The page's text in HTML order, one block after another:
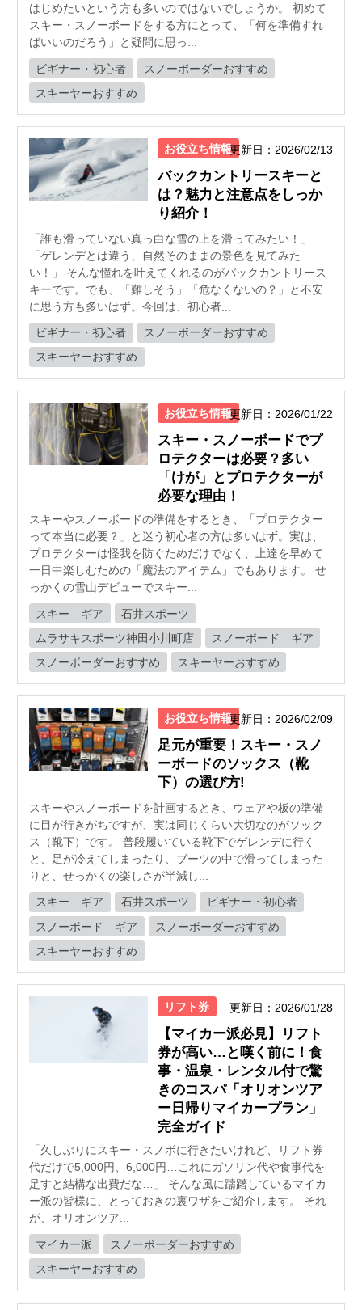
はじめたいという方も多いのではないでしょうか。 初めて
スキー・スノーボードをする方にとって、「何を準備すれ
ばいいのだろう」と疑問に思っ...
ビギナー・初心者
スノーボーダーおすすめ
スキーヤーおすすめ
お役立ち情報更新日：2026/02/13
バックカントリースキーと
は？魅力と注意点をしっか
り紹介！
「誰も滑っていない真っ白な雪の上を滑ってみたい！」
「ゲレンデとは違う、自然そのままの景色を見てみた
い！」 そんな憧れを叶えてくれるのがバックカントリース
キーです。でも、「難しそう」「危なくないの？」と不安
に思う方も多いはず。今回は、初心者...
ビギナー・初心者
スノーボーダーおすすめ
スキーヤーおすすめ
お役立ち情報更新日：2026/01/22
スキー・スノーボードでプ
ロテクターは必要？多い
「けが」とプロテクターが
必要な理由！
スキーやスノーボードの準備をするとき、「プロテクター
って本当に必要？」と迷う初心者の方は多いはず。実は、
プロテクターは怪我を防ぐためだけでなく、上達を早めて
一日中楽しむための「魔法のアイテム」でもあります。 せ
っかくの雪山デビューでスキー...
スキー ギア
石井スポーツ
ムラサキスポーツ神田小川町店
スノーボード ギア
スノーボーダーおすすめ
スキーヤーおすすめ
お役立ち情報更新日：2026/02/09
足元が重要！スキー・スノ
ーボードのソックス（靴
下）の選び方!
スキーやスノーボードを計画するとき、ウェアや板の準備
に目が行きがちですが、実は同じくらい大切なのがソック
ス（靴下）です。 普段履いている靴下でゲレンデに行く
と、足が冷えてしまったり、ブーツの中で滑ってしまった
りと、せっかくの楽しさが半減し...
スキー ギア 石井スポーツ
ビギナー・初心者
スノーボード ギア
スノーボーダーおすすめ
スキーヤーおすすめ
リフト券 更新日：2026/01/28
【マイカー派必見】リフト
券が高い…と嘆く前に！食
事・温泉・レンタル付で驚
きのコスパ「オリオンツア
ー日帰りマイカープラン」
完全ガイド
「久しぶりにスキー・スノボに行きたいけれど、リフト券
代だけで5,000円、6,000円…これにガソリン代や食事代を
足すと結構な出費だな…」 そんな風に躊躇しているマイカ
ー派の皆様に、とっておきの裏ワザをご紹介します。 それ
が、オリオンツア...
マイカー派
スノーボーダーおすすめ
スキーヤーおすすめ